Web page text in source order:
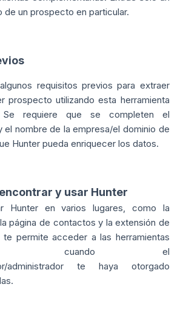
un prospecto en particular.
requisitos previos para extraer
prospecto utilizando esta herramienta
Se requiere que se completen el
el nombre de la empresa/el dominio de
Hunter pueda enriquecer los datos.
y usar Hunter
Hunter en varios lugares, como la
página de contactos y la extensión de
te permite acceder a las herramientas
cuando el
administrador te haya otorgado